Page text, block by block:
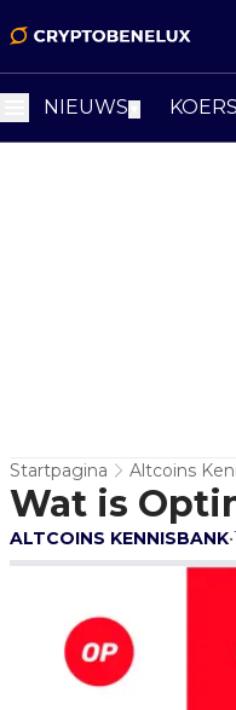
NIEUWS
Startpagina Altcoins
Wat is
ALTCOINS KENNISBANK•